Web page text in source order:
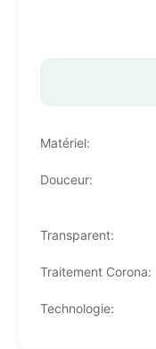
Matériel:
Douceur:
Transparent:
Traitement Corona:
Technologie: